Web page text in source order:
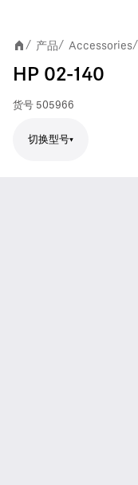
/ 产品/ Accessories/
HP 02-140
货号 505966
切换型号